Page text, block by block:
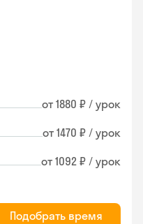
от 1880 ₽ / урок
от 1470 ₽ / урок
от 1092 ₽ / урок
Подобрать время